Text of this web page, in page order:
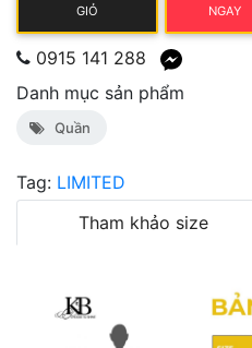
GIỎ
NGAY
0915 141 288
Danh mục sản phẩm
Quần
Tag: LIMITED
Tham khảo size